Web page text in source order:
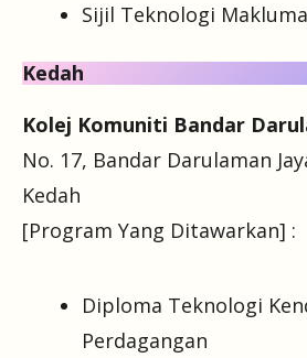
Sijil Teknologi
Kedah
Kolej Komuniti Bandar
No. 17, Bandar Darulaman
Kedah
[Program Yang Ditawarkan] :
Diploma Teknologi
Perdagangan